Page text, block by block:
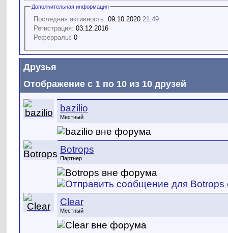
Дополнительная информация
Последняя активность: 09.10.2020 21:49
Регистрация: 03.12.2016
Реферралы: 0
Друзья
Отображение с 1 по 10 из 10 друзей
bazilio
Местный
Botrops
Партнер
Clear
Местный